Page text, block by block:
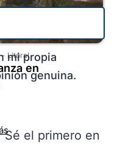
- Litoral
en
mi propia
genuina.
Sé el primero en